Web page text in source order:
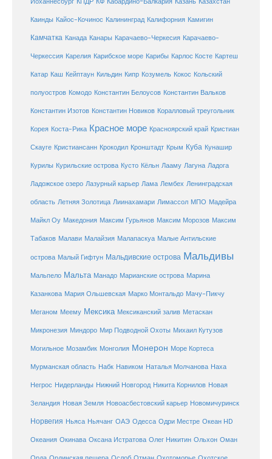
Каинды Кайос-Кочинос Калининград Калифорния Камигин
Камчатка Канада Канары Карачаево-Черкесия Карачаево-
Черкессия Карелия Карибское море Карибы Карлос Косте Картеш
Катар Каш Кейптаун Кильдин Кипр Козумель Кокос Кольский
полуостров Комодо Константин Белоусов Константин Вальков
Константин Изотов Константин Новиков Коралловый треугольник
Корея Коста-Рика Красное море Красноярский край Кристиан
Скауге Кристиансанн Крокодил Кронштадт Крым Куба Кунашир
Курилы Курильские острова Кусто Кёльн Лааму Лагуна Ладога
Ладожское озеро Лазурный карьер Лама Лембех Ленинградская
область Летняя Золотица Лиинахамари Лимассол МПО Мадейра
Майкл Оу Македония Максим Гурьянов Максим Морозов Максим
Табаков Малави Малайзия Малапаскуа Малые Антильские
острова Малый Гифтун Мальдивские острова Мальдивы
Мальпело Мальта Манадо Марианские острова Марина
Казанкова Мария Ольшевская Марко Монтальдо Мачу-Пикчу
Меганом Меему Мексика Мексиканский залив Метаскан
Микронезия Миндоро Мир Подводной Охоты Михаил Кутузов
Могильное Мозамбик Монголия Монерон Море Кортеса
Мурманская область Набк Навиком Наталья Молчанова Наха
Негрос Нидерланды Нижний Новгород Никита Корнилов Новая
Зеландия Новая Земля Новоасбестовский карьер Новомичуринск
Норвегия Ньяса Ньячанг ОАЭ Одесса Одри Местре Океан HD
Океания Окинава Оксана Истратова Олег Никитин Ольхон Оман